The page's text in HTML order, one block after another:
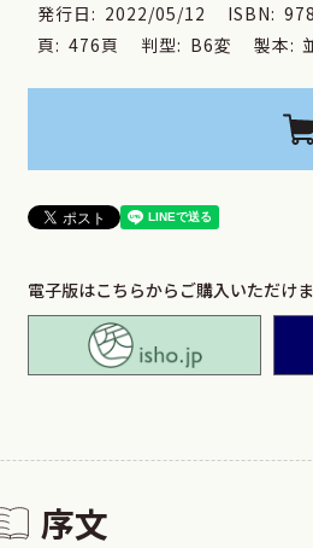
発行日: 2022/05/12 ISBN:
頁: 476頁 判型: B6変 製本:
電子版はこちらからご購入いただけま
序文